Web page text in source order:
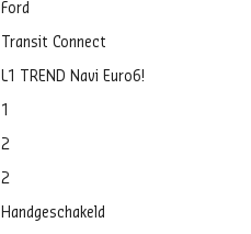
Ford
Transit Connect
L1 TREND Navi Euro6!
1
2
2
Handgeschakeld